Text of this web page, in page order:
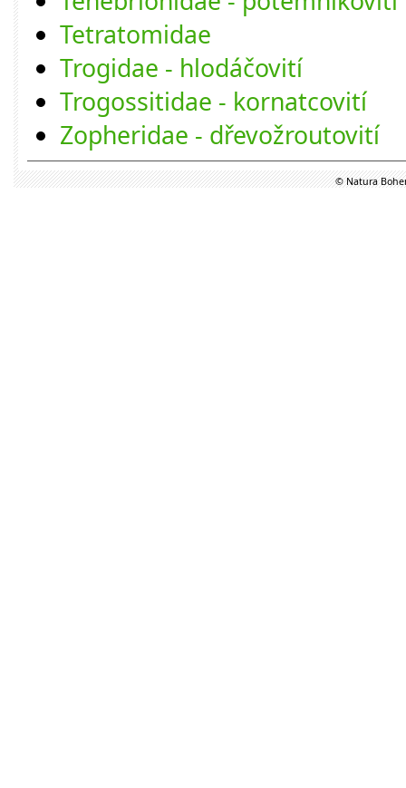
Tetratomidae
Trogidae - hlodáčovití
Trogossitidae - kornatcovití
Zopheridae - dřevožroutovití
© Natura